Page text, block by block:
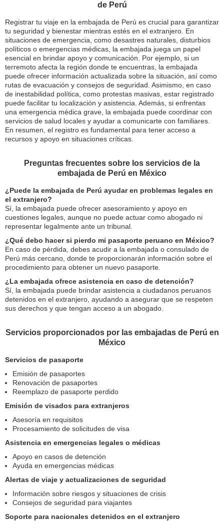
de Perú
Registrar tu viaje en la embajada de Perú es crucial para garantizar
tu seguridad y bienestar mientras estés en el extranjero. En
situaciones de emergencia, como desastres naturales, disturbios
políticos o emergencias médicas, la embajada juega un papel
esencial en brindar apoyo y comunicación. Por ejemplo, si un
terremoto afecta la región donde te encuentras, la embajada
puede ofrecer información actualizada sobre la situación, así como
rutas de evacuación y consejos de seguridad. Asimismo, en caso
de inestabilidad política, como protestas masivas, estar registrado
puede facilitar tu localización y asistencia. Además, si enfrentas
una emergencia médica grave, la embajada puede coordinar con
servicios de salud locales y ayudar a comunicarte con familiares.
En resumen, el registro es fundamental para tener acceso a
recursos y apoyo en situaciones críticas.
Preguntas frecuentes sobre los servicios de la
embajada de Perú en México
¿Puede la embajada de Perú ayudar en problemas legales en
el extranjero?
Sí, la embajada puede ofrecer asesoramiento y apoyo en
cuestiones legales, aunque no puede actuar como abogado ni
representar legalmente ante un tribunal.
¿Qué debo hacer si pierdo mi pasaporte peruano en México?
En caso de pérdida, debes acudir a la embajada o consulado de
Perú más cercano, donde te proporcionarán información sobre el
procedimiento para obtener un nuevo pasaporte.
¿La embajada ofrece asistencia en caso de detención?
Sí, la embajada puede brindar asistencia a ciudadanos peruanos
detenidos en el extranjero, ayudando a asegurar que se respeten
sus derechos y que tengan acceso a un abogado.
Servicios proporcionados por las embajadas de Perú en
México
Servicios de pasaporte
Emisión de pasaportes
Renovación de pasaportes
Reemplazo de pasaporte perdido
Emisión de visados para extranjeros
Asesoría en requisitos
Procesamiento de solicitudes de visa
Asistencia en emergencias legales o médicas
Apoyo en casos de detención
Ayuda en emergencias médicas
Alertas de viaje y actualizaciones de seguridad
Información sobre riesgos y situaciones de crisis
Consejos de seguridad para viajantes
Soporte para nacionales detenidos en el extranjero